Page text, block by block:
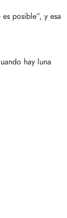
posible”, y esa
hay luna